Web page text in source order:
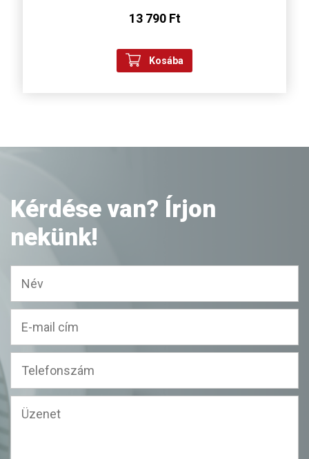
13 790 Ft
Kosába
Kérdése van? Írjon
nekünk!